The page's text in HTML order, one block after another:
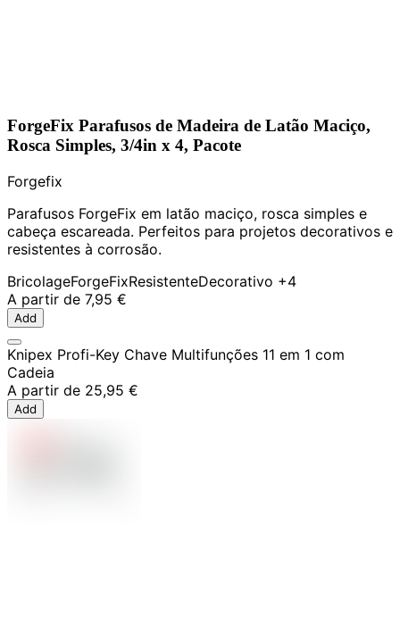
ForgeFix Parafusos de Madeira de Latão Maciço,
Rosca Simples, 3/4in x 4, Pacote
Forgefix
Parafusos ForgeFix em latão maciço, rosca simples e
cabeça escareada. Perfeitos para projetos decorativos e
resistentes à corrosão.
BricolageForgeFixResistenteDecorativo +4
A partir de 7,95 €
Add
Knipex Profi-Key Chave Multifunções 11 em 1 com
Cadeia
A partir de 25,95 €
Add